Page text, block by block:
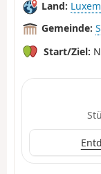
Land:
Gemeinde:
Start/Ziel: